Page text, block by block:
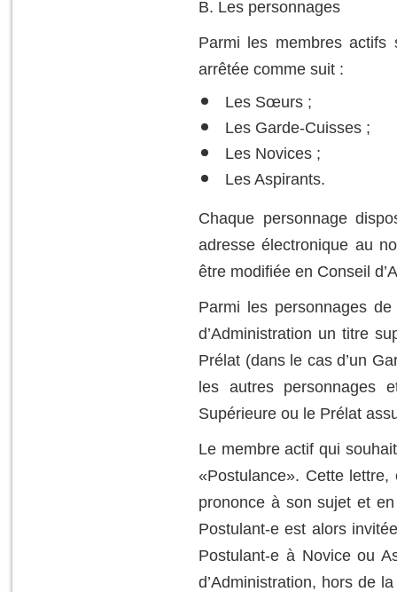
B. Les personnages
Parmi les membres actifs
arrêtée comme suit :
Les Sœurs ;
Les Garde-Cuisses ;
Les Novices ;
Les Aspirants.
Chaque personnage
adresse électronique au
être modifiée en Conseil
Parmi les personnages
d’Administration un titre
Prélat (dans le cas d’un
les autres personnages
Supérieure ou le Prélat
Le membre actif qui
«Postulance». Cette
prononce à son sujet et
Postulant-e est alors
Postulant-e à Novice ou
d’Administration, hors de